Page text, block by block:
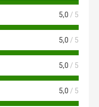
5,0 / 5
5,0 / 5
5,0 / 5
5,0 / 5